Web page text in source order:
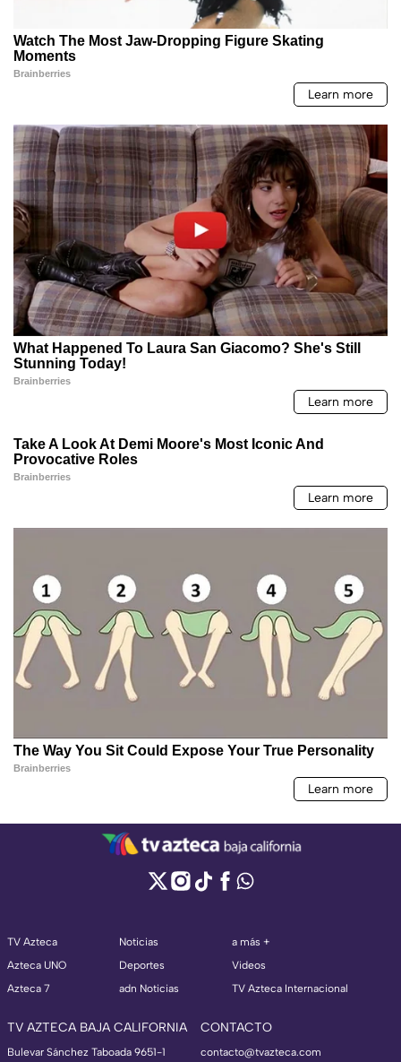
TV Azteca
Azteca UNO
Azteca 7
Noticias
Deportes
adn Noticias
a más +
Videos
TV Azteca Internacional
TV AZTECA BAJA CALIFORNIA
Bulevar Sánchez Taboada 9651-1
CONTACTO
contacto@tvazteca.com